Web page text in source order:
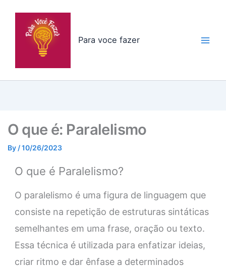
Para voce fazer
O que é: Paralelismo
By /10/26/2023
O que é Paralelismo?
O paralelismo é uma figura de linguagem que
consiste na repetição de estruturas sintáticas
semelhantes em uma frase, oração ou texto.
Essa técnica é utilizada para enfatizar ideias,
criar ritmo e dar ênfase a determinados